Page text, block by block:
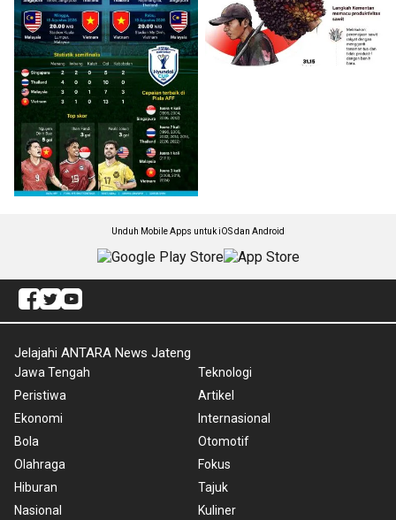
Unduh Mobile Apps untuk iOS dan Android
Jelajahi ANTARA News Jateng
Jawa Tengah
Peristiwa
Ekonomi
Bola
Olahraga
Hiburan
Nasional
Teknologi
Artikel
Internasional
Otomotif
Fokus
Tajuk
Kuliner